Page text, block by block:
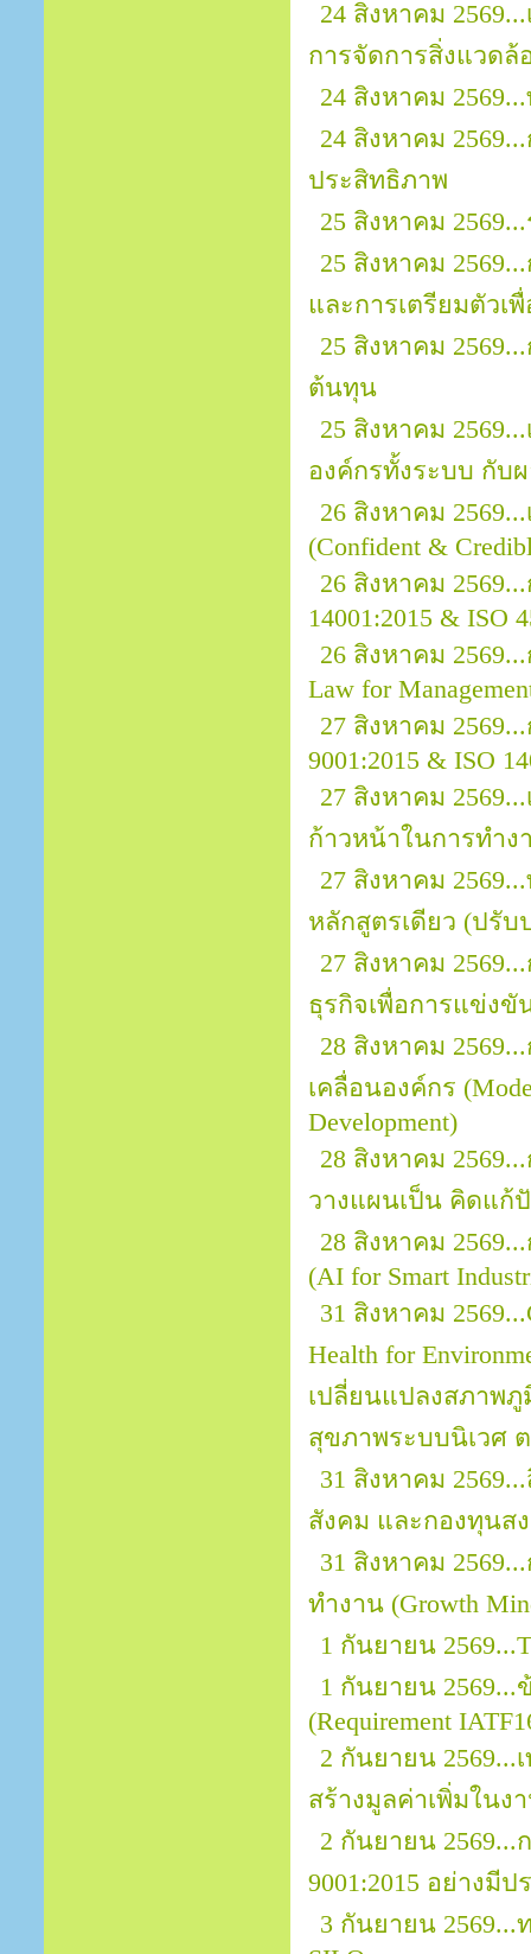
24 สิงหาคม
การจัดการสิ่งแวดล้
24 สิงหาคม
24 สิงหาคม
ประสิทธิภาพ
25 สิงหาคม
25 สิงหาคม
และการเตรียมตัวเ
25 สิงหาคม
ต้นทุน
25 สิงหาคม
องค์กรทั้งระบบ กับ
26 สิงหาคม
(Confident &
26 สิงหาคม
14001:2015 & ISO
26 สิงหาคม
Law for
27 สิงหาคม
9001:2015 & ISO
27 สิงหาคม
ก้าวหน้าในการทำง
27 สิงหาคม
หลักสูตรเดียว (ปรับ
27 สิงหาคม
ธุรกิจเพื่อการแข่งขั
28 สิงหาคม
เคลื่อนองค์กร
Development)
28 สิงหาคม
วางแผนเป็น คิดแก้ปั
28 สิงหาคม
(AI for Smart
31 สิงหาคม
Health for
เปลี่ยนแปลงสภาพ
สุขภาพระบบนิเวศ
31 สิงหาคม
สังคม และกองทุนส
31 สิงหาคม
ทำงาน (Growth
1 กันยายน
1 กันยายน
(Requirement
2 กันยายน 2569...
สร้างมูลค่าเพิ่มในง
2 กันยายน 2569...
9001:2015 อย่างมี
3 กันยายน